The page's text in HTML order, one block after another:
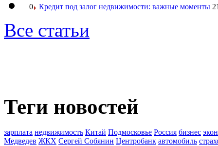
0 Кредит под залог недвижимости: важные моменты
Все статьи
Теги новостей
зарплата недвижимость Китай Подмосковье Россия бизнес
Медведев ЖКХ Сергей Собянин Центробанк автомобиль